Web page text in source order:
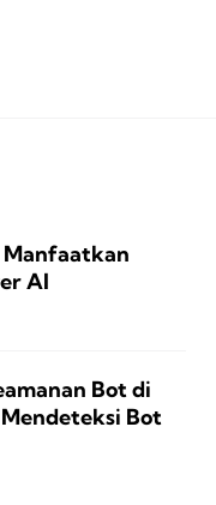
Manfaatkan
AI
Bot di
Bot